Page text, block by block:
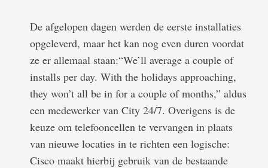
De afgelopen dagen werden de eerste installaties
opgeleverd, maar het kan nog even duren voordat
ze er allemaal staan:“We’ll average a couple of
installs per day. With the holidays approaching,
they won’t all be in for a couple of months,” aldus
een medewerker van City 24/7. Overigens is de
keuze om telefooncellen te vervangen in plaats
van nieuwe locaties in te richten een logische:
Cisco maakt hierbij gebruik van de bestaande